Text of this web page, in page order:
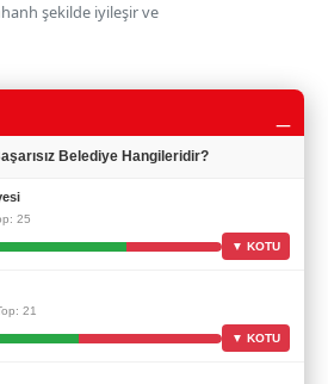
şekilde iyileşir ve
En Öne
etkinlikler
Belediye Hangileridir?
25
▼ KOTU
21
▼ KOTU